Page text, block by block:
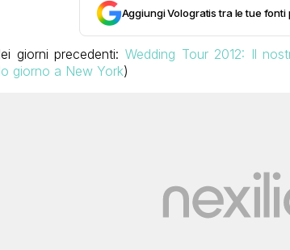
Aggiungi Vologratis tra le tue fonti
giorni precedenti: Wedding Tour 2012: Il
giorno a New York)